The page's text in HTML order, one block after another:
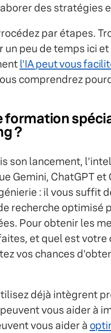
des stratégies
par étapes.
peu de temps ici
l'IA peut vous
comprendrez
formation
?
son lancement,
Gemini, ChatGPT
: il vous suffit
recherche optimisé
Pour obtenir les
et quel est
vos chances
déjà intègrent
vous aider à
vous aider à